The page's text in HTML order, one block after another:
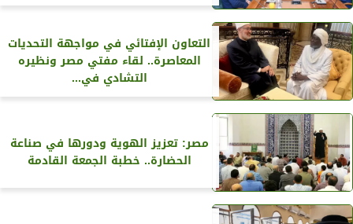
التعاون الإفتائي في مواجهة التحديات
المعاصرة.. لقاء مفتي مصر ونظيره
التشادي في...
مصر: تعزيز الهوية ودورها في صناعة
الحضارة.. خطبة الجمعة القادمة